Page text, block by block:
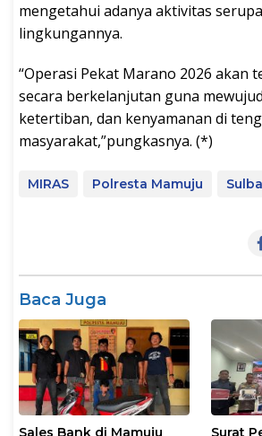
mengetahui adanya aktivitas
lingkungannya.
“Operasi Pekat Marano 2026 akan
secara berkelanjutan guna
ketertiban, dan kenyamanan di
masyarakat,”pungkasnya. (*)
MIRAS Polresta Mamuju
Baca Juga
Sales Bank di Mamuju
Surat